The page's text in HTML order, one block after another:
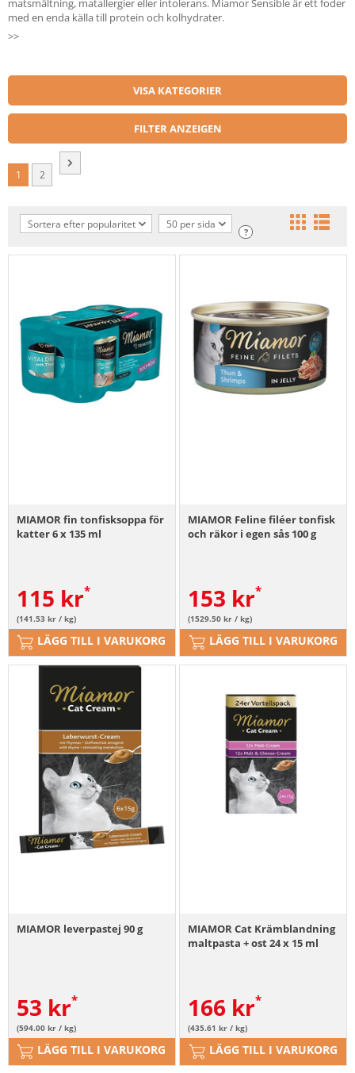
matsmältning, matallergier eller intolerans. Miamor Sensible är ett foder
med en enda källa till protein och kolhydrater.
>>
VISA KATEGORIER
FILTER ANZEIGEN
1 2
Sortera efter popularitet 50 per sida
?
MIAMOR fin tonfisksoppa för
katter 6 x 135 ml
115 kr
(141.53 kr / kg)
LÄGG TILL I VARUKORG
MIAMOR Feline filéer tonfisk
och räkor i egen sås 100 g
153 kr
(1529.50 kr / kg)
LÄGG TILL I VARUKORG
MIAMOR leverpastej 90 g
53 kr
(594.00 kr / kg)
LÄGG TILL I VARUKORG
MIAMOR Cat Krämblandning
maltpasta + ost 24 x 15 ml
166 kr
(435.61 kr / kg)
LÄGG TILL I VARUKORG